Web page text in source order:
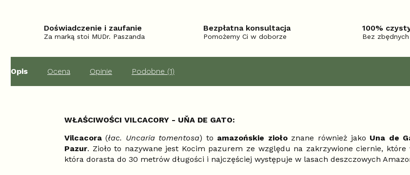
Doświadczenie i zaufanie
Za marką stoi MUDr. Paszanda
Bezpłatna konsultacja
Pomożemy Ci w doborze
100%
Bez
Opis Podobne (1)
Ocena Opinie
WŁAŚCIWOŚCI VILCACORY - UŇA DE GATO:
Vilcacora(łac. Uncaria tomentosa) to amazońskie zioło znane również jako Una de
Pazur. Zioło to nazywane jest Kocim pazurem ze względu na zakrzywione ciernie,
która dorasta do 30 metrów długości i najczęściej występuje w lasach deszczowych